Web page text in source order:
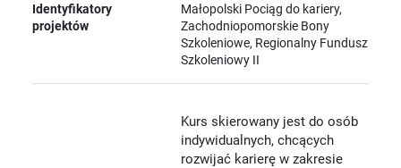
Identyfikatory
projektów
Małopolski Pociąg do kariery,
Zachodniopomorskie Bony
Szkoleniowe, Regionalny Fundusz
Szkoleniowy II
Kurs skierowany jest do osób
indywidualnych, chcących
rozwijać karierę w zakresie